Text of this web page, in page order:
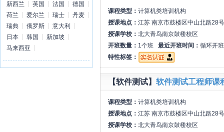
新西兰
英国 法国
德国
荷兰
爱尔兰 瑞士
丹麦
瑞典
俄罗斯
意大利
日本
韩国
新加坡
马来西亚
课程类型： 计算机类培训机构
授课地点： 江苏 南京市鼓楼区中山北路28
授课学校： 北大青鸟南京鼓楼校区
开班数量： 1个班 最近开班时间： 循环开班
特性标签：
【软件测试】 软件测试工程师课
课程类型： 计算机类培训机构
授课地点： 江苏 南京市鼓楼区中山北路28
授课学校： 北大青鸟南京鼓楼校区